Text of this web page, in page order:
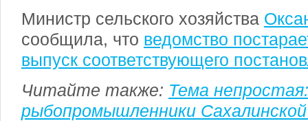
Министр сельского хозяйства
сообщила, что ведомство
выпуск соответствующего
Читайте также: Тема непростая:
рыбопромышленники